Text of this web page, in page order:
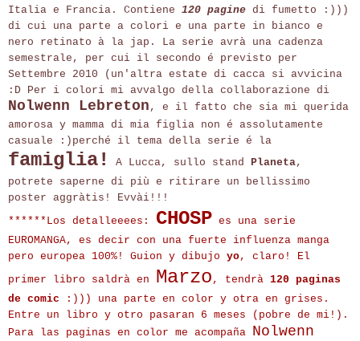
Italia e Francia. Contiene 120 pagine di fumetto :)))
di cui una parte a colori e una parte in bianco e
nero retinato à la jap. La serie avrà una cadenza
semestrale, per cui il secondo é previsto per
Settembre 2010 (un'altra estate di cacca si avvicina
:D Per i colori mi avvalgo della collaborazione di
Nolwenn Lebreton , e il fatto che sia mi querida
amorosa y mamma di mia figlia non é assolutamente
casuale :)perché il tema della serie é la
famiglia! A Lucca, sullo stand Planeta,
potrete saperne di più e ritirare un bellissimo
poster aggràtis! Evvài!!!
******Los detalleeees: CHOSP es una serie
EUROMANGA, es decir con una fuerte influenza manga
pero europea 100%! Guion y dibujo yo, claro! El
primer libro saldrà en Marzo , tendrà 120 paginas
de comic :))) una parte en color y otra en grises.
Entre un libro y otro pasaran 6 meses (pobre de mi!).
Para las paginas en color me acompaña Nolwenn